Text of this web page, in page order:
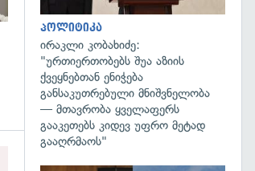
პოლიტიკა
ირაკლი კობახიძე:
"ურთიერთობებს შუა აზიის
ქვეყნებთან ენიჭება
განსაკუთრებული მნიშვნელობა
— მთავრობა ყველაფერს
გააკეთებს კიდევ უფრო მეტად
გააღრმაოს"